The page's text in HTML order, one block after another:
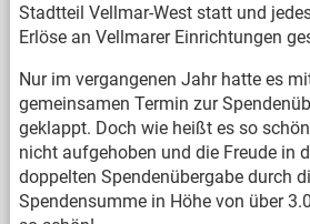
Stadtteil Vellmar-West statt und
Erlöse an Vellmarer Einrichtungen
Nur im vergangenen Jahr hatte es
gemeinsamen Termin zur
geklappt. Doch wie heißt es so
nicht aufgehoben und die Freude in
doppelten Spendenübergabe durch
Spendensumme in Höhe von über